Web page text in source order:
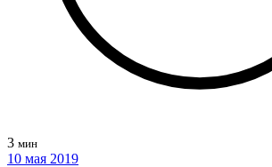
3 мин
10 мая 2019